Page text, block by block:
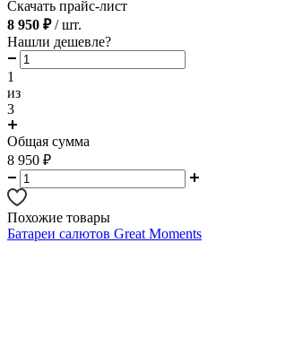
Скачать прайс-лист
8 950 ₽ / шт.
Нашли дешевле?
1
из
3
Общая сумма
8 950 ₽
Похожие товары
Батареи салютов Great Moments